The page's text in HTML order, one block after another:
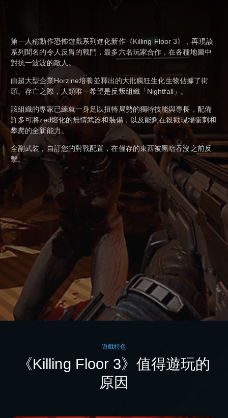
第一人稱動作恐怖遊戲系列進化新作《Killing Floor 3》，再現該
系列聞名的令人反胃的戰鬥，最多六名玩家合作，在各種地圖中
對抗一波波的敵人。
由超大型企業Horzine培養並釋出的大批瘋狂生化生物佔據了街
頭。存亡之際，人類唯一希望是反叛組織「Nightfall」。
該組織的專家已練就一身足以扭轉局勢的獨特技能與專長，配備
許多可將zed熔化的無情武器和裝備，以及能夠在殺戳現場衝刺和
攀爬的全新能力。
全副武裝，自訂您的對戰配置，在僅存的東西被黑暗吞沒之前反
擊。
遊戲特色
《Killing Floor 3》值得遊玩的
原因